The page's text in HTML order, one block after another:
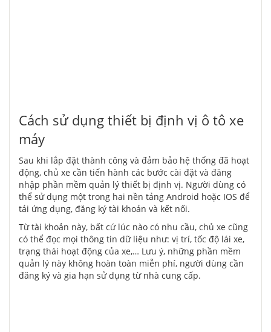
Cách sử dụng thiết bị định vị ô tô xe
máy
Sau khi lắp đặt thành công và đảm bảo hệ thống đã hoạt
động, chủ xe cần tiến hành các bước cài đặt và đăng
nhập phần mềm quản lý thiết bị định vị. Người dùng có
thể sử dụng một trong hai nền tảng Android hoặc IOS để
tải ứng dụng, đăng ký tài khoản và kết nối.
Từ tài khoản này, bất cứ lúc nào có nhu cầu, chủ xe cũng
có thể đọc mọi thông tin dữ liệu như: vị trí, tốc độ lái xe,
trạng thái hoạt động của xe,… Lưu ý, những phần mềm
quản lý này không hoàn toàn miễn phí, người dùng cần
đăng ký và gia hạn sử dụng từ nhà cung cấp.